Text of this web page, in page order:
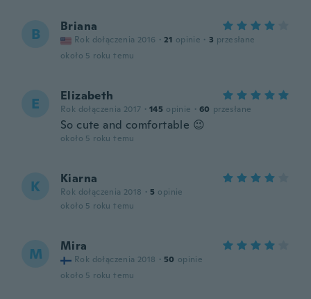
B Briana
Rok dołączenia 2016 · 21 opinie · 3 przesłane
około 5 roku temu
E Elizabeth
Rok dołączenia 2017 · 145 opinie · 60 przesłane
So cute and comfortable 😉
około 5 roku temu
K Kiarna
Rok dołączenia 2018 · 5 opinie
około 5 roku temu
M Mira
Rok dołączenia 2018 · 50 opinie
około 5 roku temu